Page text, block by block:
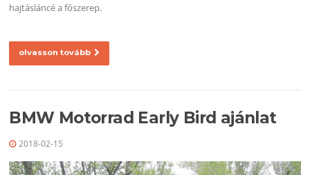
hajtásláncé a főszerep.
olvasson tovább
BMW Motorrad Early Bird ajánlat
2018-02-15